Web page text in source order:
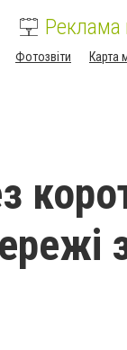
Реклама
Фотозвіти Карта